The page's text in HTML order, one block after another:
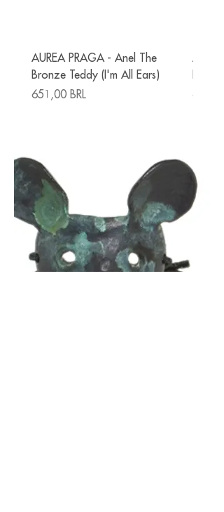
AUREA PRAGA - Anel The
Bronze Teddy (I'm All Ears)
Prezzo
651,00 BRL
Prezzo
651,00